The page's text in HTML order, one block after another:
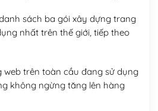
sách ba gói xây dựng trang
nhất trên thế giới, tiếp theo
trên toàn cầu đang sử dụng
không ngừng tăng lên hàng